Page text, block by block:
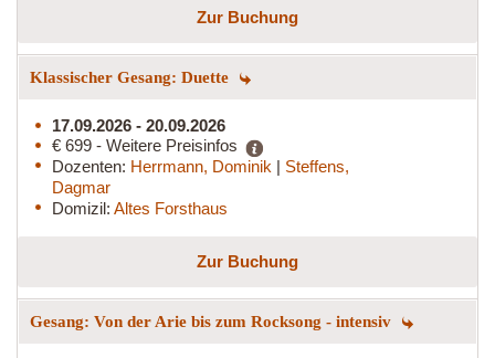
Zur Buchung
Klassischer Gesang: Duette
17.09.2026 - 20.09.2026
€ 699 - Weitere Preisinfos
Dozenten: Herrmann, Dominik | Steffens,
Dagmar
Domizil: Altes Forsthaus
Zur Buchung
Gesang: Von der Arie bis zum Rocksong - intensiv